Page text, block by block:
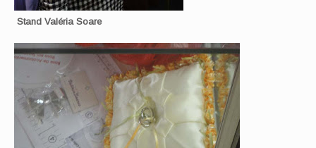
Stand Valéria Soare